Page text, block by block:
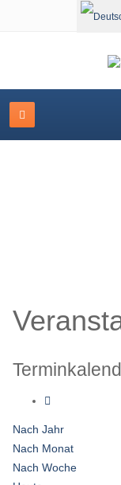
Sprache
Nach Jahr
Nach Monat
Nach Woche